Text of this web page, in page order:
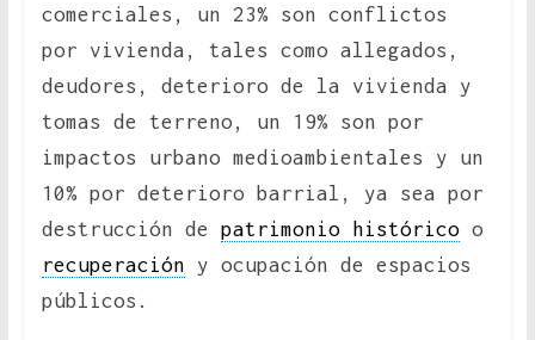
comerciales, un 23% son conflictos
por vivienda, tales como allegados,
deudores, deterioro de la vivienda y
tomas de terreno, un 19% son por
impactos urbano medioambientales y un
10% por deterioro barrial, ya sea por
destrucción de patrimonio históricoo
recuperación y ocupación de espacios
públicos.